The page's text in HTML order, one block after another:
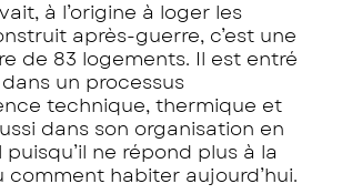
à l’origine à loger les
après-guerre, c’est une
de 83 logements. Il est entré
un processus
technique, thermique et
dans son organisation en
ne répond plus à la
comment habiter aujourd’hui.